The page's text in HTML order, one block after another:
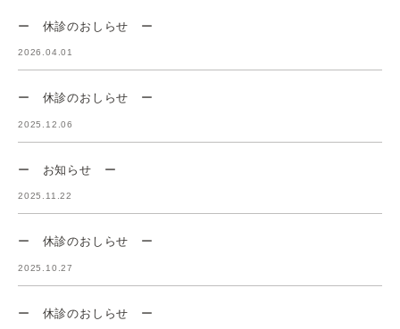
ー 休診のおしらせ ー
2026.04.01
ー 休診のおしらせ ー
2025.12.06
ー お知らせ ー
2025.11.22
ー 休診のおしらせ ー
2025.10.27
ー 休診のおしらせ ー